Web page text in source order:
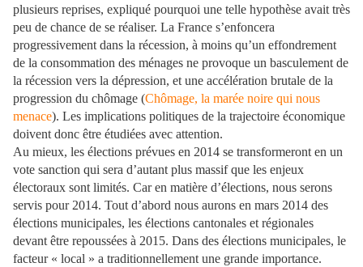
plusieurs reprises, expliqué pourquoi une telle hypothèse avait très
peu de chance de se réaliser. La France s’enfoncera
progressivement dans la récession, à moins qu’un effondrement
de la consommation des ménages ne provoque un basculement de
la récession vers la dépression, et une accélération brutale de la
progression du chômage (Chômage, la marée noire qui nous
menace). Les implications politiques de la trajectoire économique
doivent donc être étudiées avec attention.
Au mieux, les élections prévues en 2014 se transformeront en un
vote sanction qui sera d’autant plus massif que les enjeux
électoraux sont limités. Car en matière d’élections, nous serons
servis pour 2014. Tout d’abord nous aurons en mars 2014 des
élections municipales, les élections cantonales et régionales
devant être repoussées à 2015. Dans des élections municipales, le
facteur « local » a traditionnellement une grande importance.